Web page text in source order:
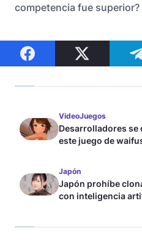
competencia fue superior?
VideoJuegos
Desarrolladores se
este juego de
Japón
Japón prohíbe
con inteligencia